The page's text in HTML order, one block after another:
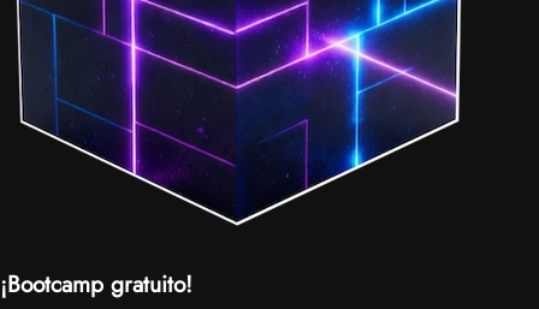
¡Bootcamp gratuito!